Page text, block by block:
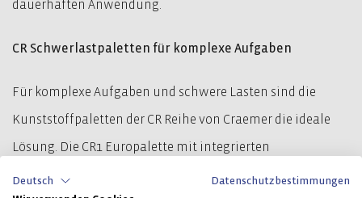
dauerhaften Anwendung.
CR Schwerlastpaletten für komplexe Aufgaben
Für komplexe Aufgaben und schwere Lasten sind die
Kunststoffpaletten der CR Reihe von Craemer die ideale
Lösung. Die CR1 Europalette mit integrierten
Versteifungsprofilen und einer Traglast von bis zu 1750
Deutsch
Datenschutzbestimmungen